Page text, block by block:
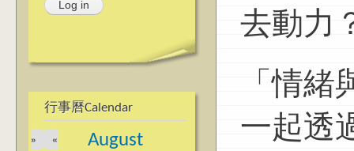
行事曆Calendar
August
«
»
去動力
「情緒
一起透